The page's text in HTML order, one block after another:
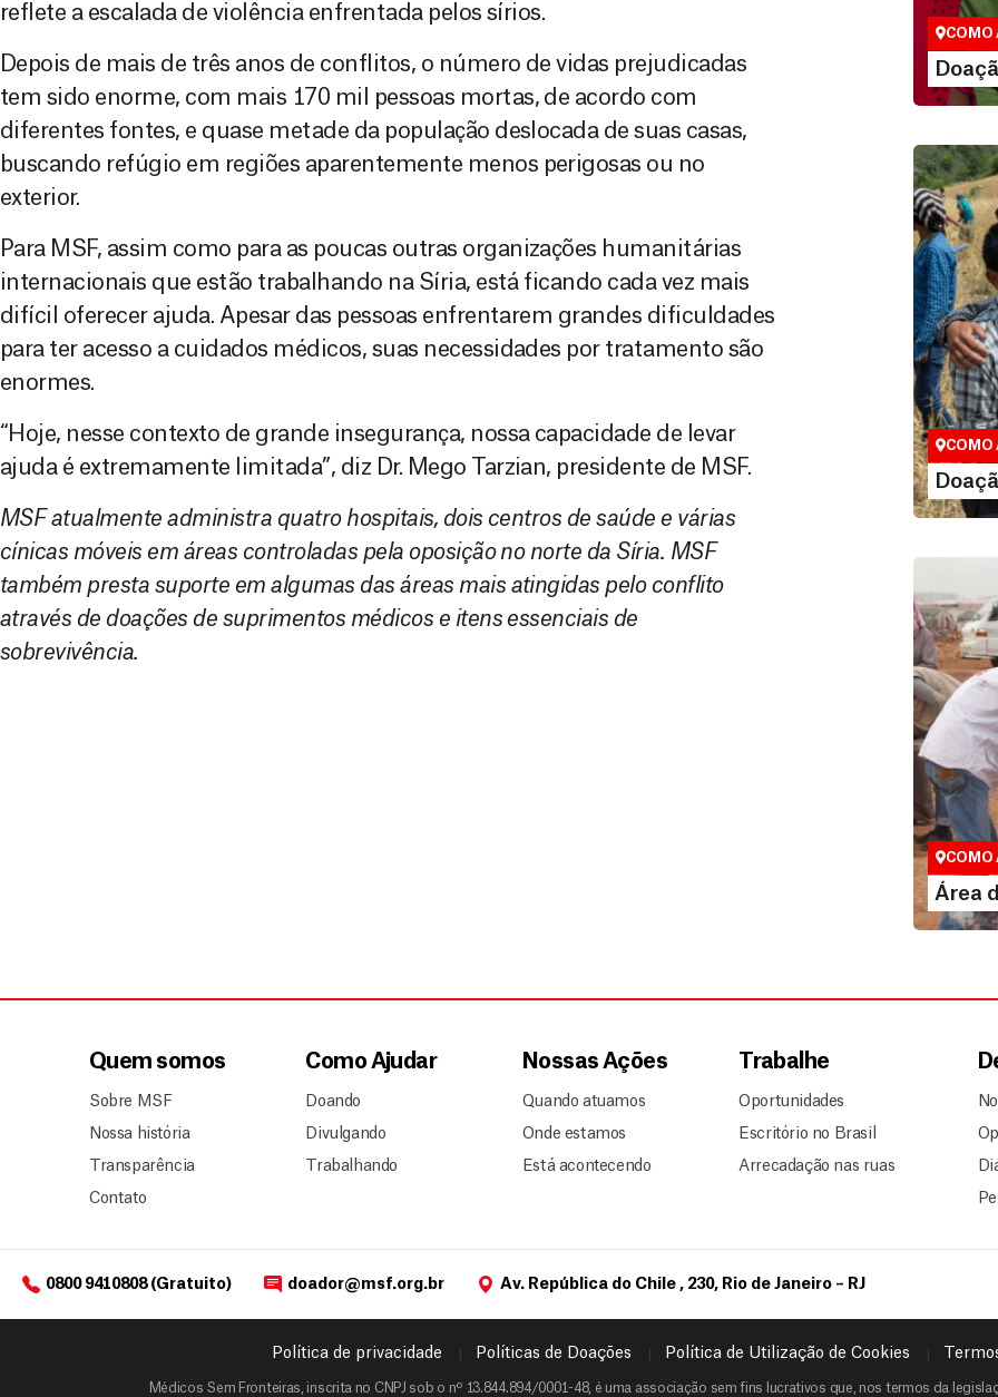
reflete a escalada de violência enfrentada pelos sírios.
Depois de mais de três anos de conflitos, o número de vidas prejudicadas
tem sido enorme, com mais 170 mil pessoas mortas, de acordo com
diferentes fontes, e quase metade da população deslocada de suas casas,
buscando refúgio em regiões aparentemente menos perigosas ou no
exterior.
Para MSF, assim como para as poucas outras organizações humanitárias
internacionais que estão trabalhando na Síria, está ficando cada vez mais
difícil oferecer ajuda. Apesar das pessoas enfrentarem grandes dificuldades
para ter acesso a cuidados médicos, suas necessidades por tratamento são
enormes.
“Hoje, nesse contexto de grande insegurança, nossa capacidade de levar
ajuda é extremamente limitada”, diz Dr. Mego Tarzian, presidente de MSF.
MSF atualmente administra quatro hospitais, dois centros de saúde e várias
cínicas móveis em áreas controladas pela oposição no norte da Síria. MSF
também presta suporte em algumas das áreas mais atingidas pelo conflito
através de doações de suprimentos médicos e itens essenciais de
sobrevivência.
vidas em
COMO
Você
maneiras,
valor que
COMO
Área
Espaço
COMO
Área
Quem somos
Sobre MSF
Nossa história
Transparência
Contato
Como Ajudar
Doando
Divulgando
Trabalhando
Nossas Ações
Quando atuamos
Onde estamos
Está acontecendo
Trabalhe
Oportunidades
Escritório no Brasil
Arrecadação nas ruas
0800 9410808 (Gratuito) doador@msf.org.br Av. República do Chile , 230, Rio de Janeiro – RJ
Política de privacidade Políticas de Doações Política de Utilização de Cookies
Médicos Sem Fronteiras, inscrita no CNPJ sob o nº 13.844.894/0001-48, é uma associação sem fins lucrativos que, nos termos da